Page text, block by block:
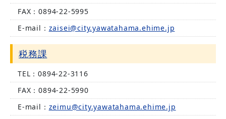
FAX：0894-22-5995
E-mail： zaisei@city.yawatahama.ehime.jp
税務課
TEL：0894-22-3116
FAX：0894-22-5990
E-mail： zeimu@city.yawatahama.ehime.jp